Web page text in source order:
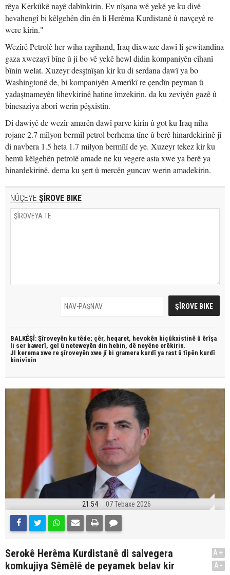
rêya Kerkûkê nayê dabînkirin. Ev nîşana wê yekê ye ku divê
hevahengî bi kêlgehên din ên li Herêma Kurdistanê û navçeyê re
were kirin."
Wezîrê Petrolê her wiha ragihand, Iraq dixwaze dawî li şewitandina
gaza xwezayî bîne û ji bo vê yekê hewl didin kompaniyên cîhanî
bînin welat. Xuzeyr desştnîşan kir ku di serdana dawî ya bo
Washingtonê de, bi kompaniyên Amerîkî re çendîn peyman û
yadaştnameyên lihevkirinê hatine îmzekirin, da ku zeviyên gazê û
binesaziya aborî werin pêşxistin.
Di dawiyê de wezîr amarên dawî parve kirin û got ku Iraq niha
rojane 2.7 mîlyon bermîl petrol berhema tîne û berê hinardekirinê jî
di navbera 1.5 heta 1.7 milyon bermîlî de ye. Xuzeyr tekez kir ku
hemû kêlgehên petrolê amade ne ku vegere asta xwe ya berê ya
hinardekirinê, dema ku şert û mercên guncav werin amadekirin.
NÛÇEYE ŞÎROVE BIKE
BALKÊŞÎ: Şîroveyên ku têde; çêr, heqaret, hevokên biçûkxistinê û êrîşa
li ser bawerî, gel û neteweyên din hebin, dê neyêne erêkirin.
JI kerema xwe re şîroveyên xwe jî bi gramera kurdî ya rast û tîpên kurdî
binivîsin
21:54 07 Tebaxe 2026
Serokê Herêma Kurdistanê di salvegera
komkujiya Sêmêlê de peyamek belav kir
A+
A-